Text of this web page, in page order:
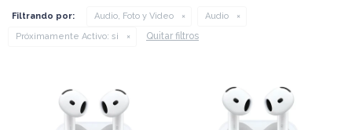
Filtrando por: Audio, Foto y Video
Audio
Próximamente Activo: si Quitar filtros